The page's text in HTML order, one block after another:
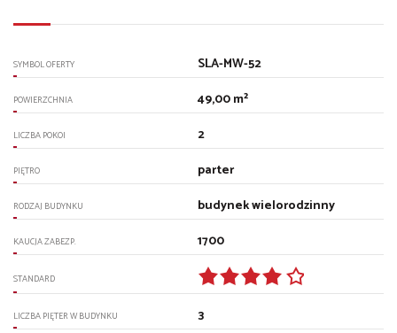
SYMBOL OFERTY SLA-MW-52
POWIERZCHNIA 49,00 m²
LICZBA POKOI 2
PIĘTRO parter
RODZAJ BUDYNKU budynek wielorodzinny
KAUCJA ZABEZP. 1700
STANDARD
LICZBA PIĘTER W BUDYNKU 3